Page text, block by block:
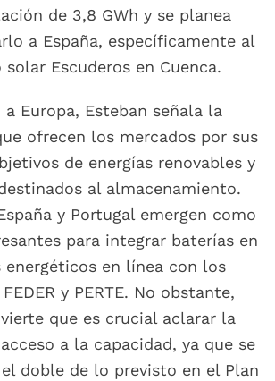
de 3,8 GWh y se planea
a España, específicamente al
Escuderos en Cuenca.
a Europa, Esteban señala la
ofrecen los mercados por sus
de energías renovables y
al almacenamiento.
y Portugal emergen como
para integrar baterías en
energéticos en línea con los
y PERTE. No obstante,
que es crucial aclarar la
a la capacidad, ya que se
doble de lo previsto en el Plan